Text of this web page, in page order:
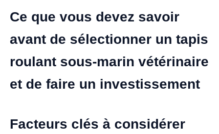
Ce que vous devez savoir
avant de sélectionner un tapis
roulant sous-marin vétérinaire
et de faire un investissement
Facteurs clés à considérer